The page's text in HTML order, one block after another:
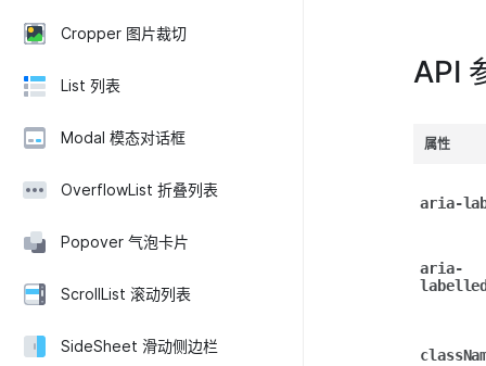
Cropper 图片裁切
List 列表
Modal 模态对话框
OverflowList 折叠列表
Popover 气泡卡片
ScrollList 滚动列表
SideSheet 滑动侧边栏
API
属性
aria-
aria-